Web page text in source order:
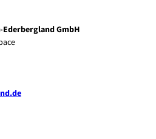
GmbH